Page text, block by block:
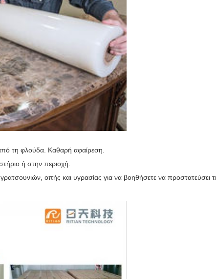
τη φλούδα. Καθαρή αφαίρεση.
ή στην περιοχή.
οπής και υγρασίας για να βοηθήσετε να προστατεύσει